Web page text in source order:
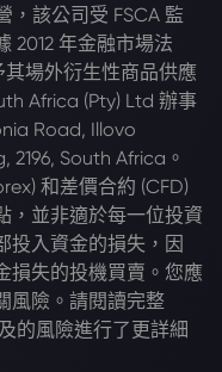
，該公司受 FSCA 監
2012 年金融市場法
其場外衍生性商品供應
Africa (Pty) Ltd 辦事
Road, Illovo
South Africa。
和差價合約 (CFD)
，並非適於每一位投資
投入資金的損失，因
損失的投機買賣。您應
風險。請閱讀完整
的風險進行了更詳細